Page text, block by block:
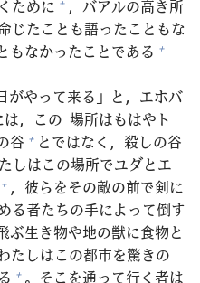
くために ，バアルの高き所
じたことも語ったこともな
もなかったことである +
がやって来る」と，エホバ
は，この 場所はもはやト
谷 + とではなく， 殺しの谷
しはこの場所でユダとエ
+ ， 彼らをその敵の前で剣に
る者たちの手によって倒す
ぶ生き物や地の獣に食物と
たしはこの都市を驚きの
+ 。そこを通って行く 者は